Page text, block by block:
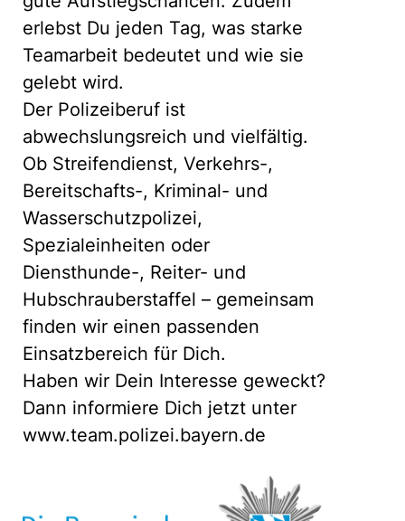
erlebst Du jeden Tag, was starke
Teamarbeit bedeutet und wie sie
gelebt wird.
Der Polizeiberuf ist
abwechslungsreich und vielfältig.
Ob Streifendienst, Verkehrs-,
Bereitschafts-, Kriminal- und
Wasserschutzpolizei,
Spezialeinheiten oder
Diensthunde-, Reiter- und
Hubschrauberstaffel – gemeinsam
finden wir einen passenden
Einsatzbereich für Dich.
Haben wir Dein Interesse geweckt?
Dann informiere Dich jetzt unter
www.team.polizei.bayern.de